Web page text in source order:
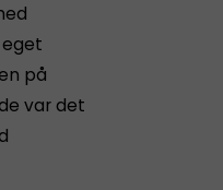
på
var det